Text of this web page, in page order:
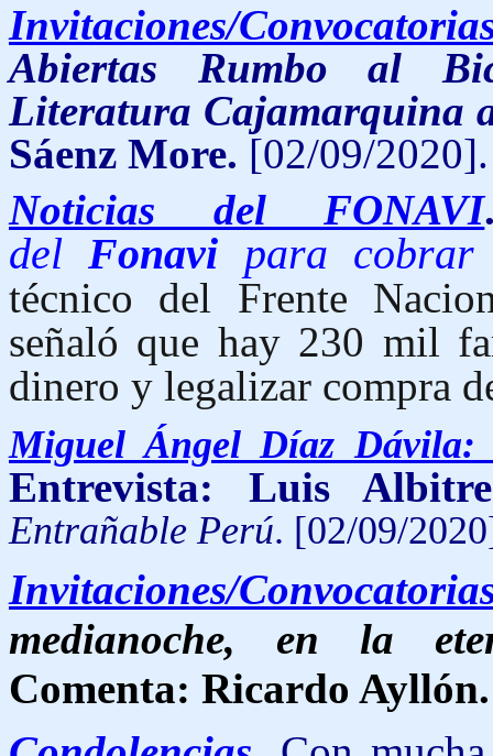
Invitaciones/
Abiertas Rumbo al
Literatura Cajamarquina
Sáenz More. [02/09/2020].
Noticias del FONAVI
delFonavi para cobrar
técnico del Frente
señaló que hay 230 mil
dinero y legalizar compra
Miguel Ángel Díaz
Entrevista: Luis
Entrañable Perú. [02/09/
Invitaciones/
medianoche, en la
Comenta: Ricardo Ayllón.